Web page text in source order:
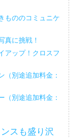
もののコミュニケ
真に挑戦！
アップ！クロスフ
別途追加料金：
別途追加料金：
スも盛り沢